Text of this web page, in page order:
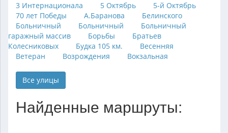
3 Интернационала 5 Октябрь
5-й Октябрь
70 лет Победы
А.Баранова
Белинского
Больничный
Больничный
Больничный
гаражный массив
Борьбы
Братьев
Колесниковых
Будка 105 км.
Весенняя
Ветеран
Возрождения Вокзальная
Все улицы
Найденные маршруты: